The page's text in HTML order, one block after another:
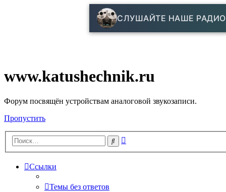
СЛУШАЙТЕ НАШЕ РАДИО
www.katushechnik.ru
Форум посвящён устройствам аналоговой звукозаписи.
Пропустить
Поиск
Ссылки
Темы без ответов